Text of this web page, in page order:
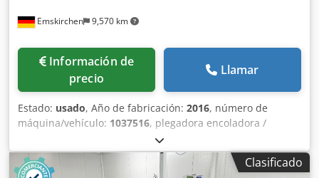
Emskirchen 9,570 km
Información de
precio
Llamar
Estado: usado, Año de fabricación: 2016, número de
máquina/vehículo: 1037516, plegadora encoladora /
plegadora encoladora Lamina 1800GL WSYear 2016 -
1037516 Plegadora, encoladora y encintadora en línea de
alimentación manual Formato min. 70mm - max. 1800mm
Clasificado